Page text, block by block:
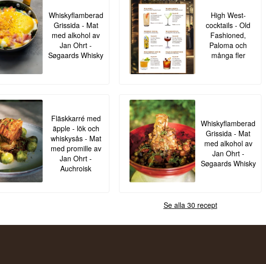
Whiskyflamberad
Grissida - Mat
med alkohol av
Jan Ohrt -
Søgaards Whisky
High West-
cocktails - Old
Fashioned,
Paloma och
många fler
Fläskkarré med
äpple - lök och
whiskysås - Mat
med promille av
Jan Ohrt -
Auchroisk
Whiskyflamberad
Grissida - Mat
med alkohol av
Jan Ohrt -
Søgaards Whisky
Se alla 30 recept